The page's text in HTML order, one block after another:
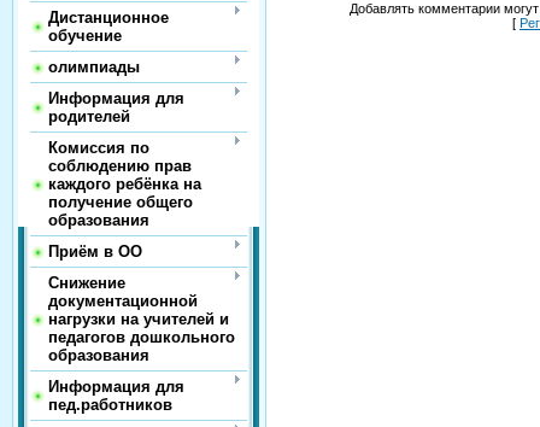
Дистанционное
обучение
олимпиады
Информация для
родителей
Комиссия по
соблюдению прав
каждого ребёнка на
получение общего
образования
Приём в ОО
Снижение
документационной
нагрузки на учителей и
педагогов дошкольного
образования
Информация для
пед.работников
Добавлять комментарии
[